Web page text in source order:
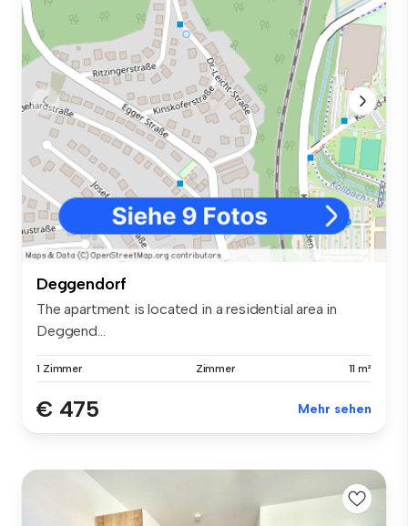
Deggendorf
The apartment is located in a residential area in
Deggend...
1 Zimmer Zimmer 11 m²
€ 475 Mehr sehen